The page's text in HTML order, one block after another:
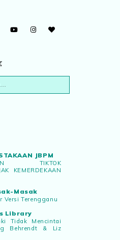
JBPM
TIKTOK
KEMERDEKAAN
Masak
Versi Terengganu
Library
Tidak Mencintai
Behrendt & Liz